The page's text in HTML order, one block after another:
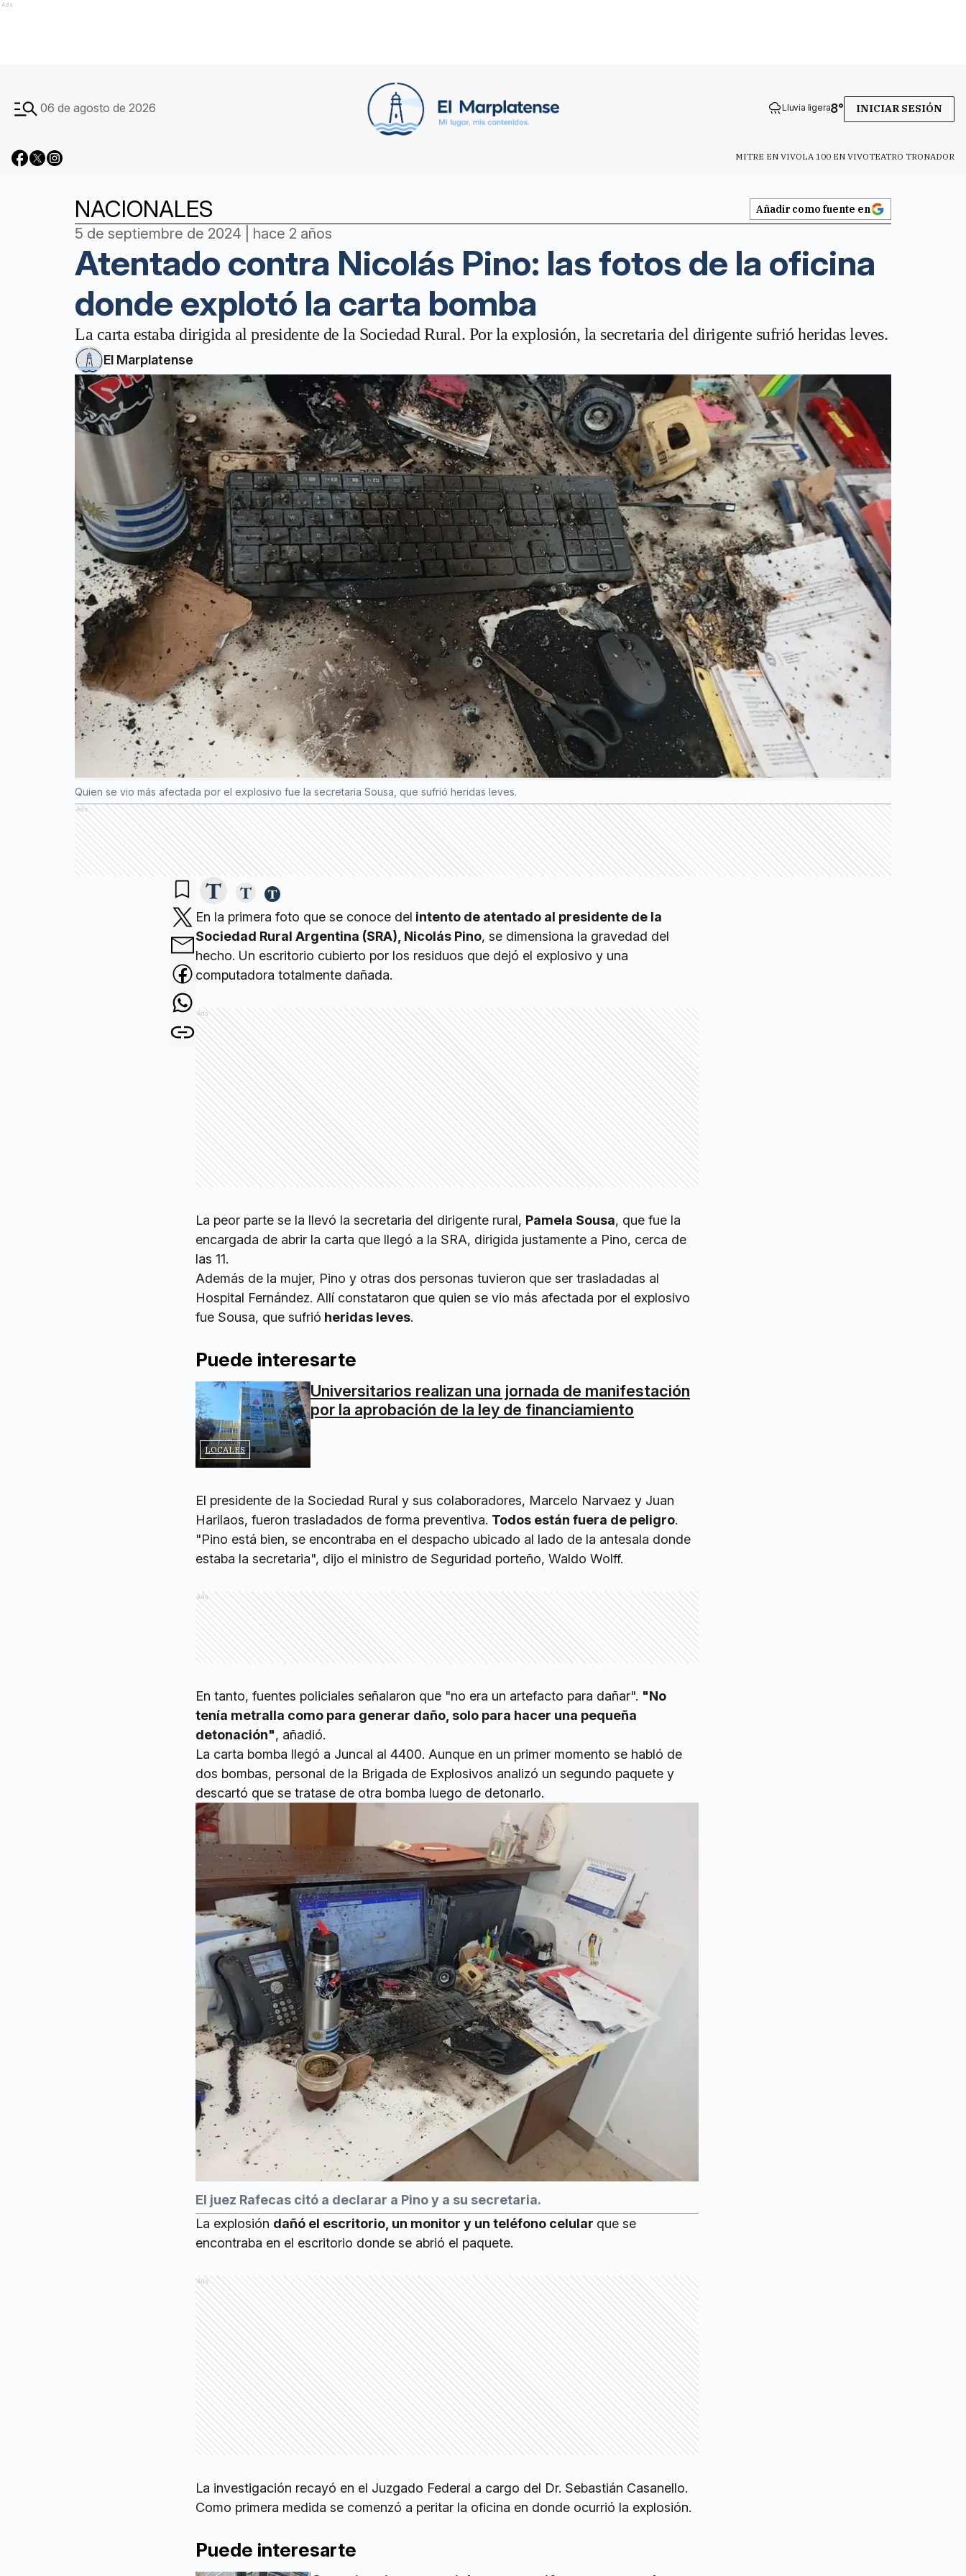
Ads
06 de agosto de 2026 Lluvia ligera8° INICIAR SESIÓN
MITRE EN VIVOLA 100 EN VIVOTEATRO TRONADOR
NACIONALES Añadir como fuente en
5 de septiembre de 2024 | hace 2 años
Atentado contra Nicolás Pino: las fotos de la oficina
donde explotó la carta bomba
La carta estaba dirigida al presidente de la Sociedad Rural. Por la explosión, la secretaria del dirigente sufrió heridas leves.
El Marplatense
Quien se vio más afectada por el explosivo fue la secretaria Sousa, que sufrió heridas leves.
Ads
En la primera foto que se conoce del intento de atentado al presidente de la
Sociedad Rural Argentina (SRA), Nicolás Pino, se dimensiona la gravedad del
hecho. Un escritorio cubierto por los residuos que dejó el explosivo y una
computadora totalmente dañada.
Ads
La peor parte se la llevó la secretaria del dirigente rural, Pamela Sousa, que fue la
encargada de abrir la carta que llegó a la SRA, dirigida justamente a Pino, cerca de
las 11.
Además de la mujer, Pino y otras dos personas tuvieron que ser trasladadas al
Hospital Fernández. Allí constataron que quien se vio más afectada por el explosivo
fue Sousa, que sufrió heridas leves.
Puede interesarte
LOCALES
Universitarios realizan una jornada de manifestación
por la aprobación de la ley de financiamiento
El presidente de la Sociedad Rural y sus colaboradores, Marcelo Narvaez y Juan
Harilaos, fueron trasladados de forma preventiva. Todos están fuera de peligro.
"Pino está bien, se encontraba en el despacho ubicado al lado de la antesala donde
estaba la secretaria", dijo el ministro de Seguridad porteño, Waldo Wolff.
Ads
En tanto, fuentes policiales señalaron que "no era un artefacto para dañar". "No
tenía metralla como para generar daño, solo para hacer una pequeña
detonación", añadió.
La carta bomba llegó a Juncal al 4400. Aunque en un primer momento se habló de
dos bombas, personal de la Brigada de Explosivos analizó un segundo paquete y
descartó que se tratase de otra bomba luego de detonarlo.
El juez Rafecas citó a declarar a Pino y a su secretaria.
La explosión dañó el escritorio, un monitor y un teléfono celular que se
encontraba en el escritorio donde se abrió el paquete.
Ads
La investigación recayó en el Juzgado Federal a cargo del Dr. Sebastián Casanello.
Como primera medida se comenzó a peritar la oficina en donde ocurrió la explosión.
Puede interesarte